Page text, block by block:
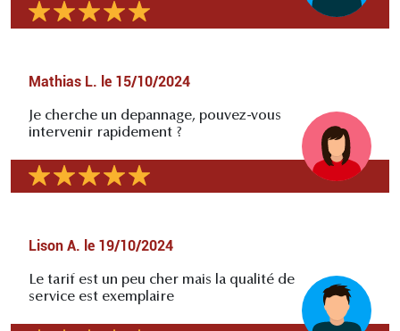
Mathias L. le 15/10/2024
Je cherche un depannage, pouvez-vous
intervenir rapidement ?
Lison A. le 19/10/2024
Le tarif est un peu cher mais la qualité de
service est exemplaire